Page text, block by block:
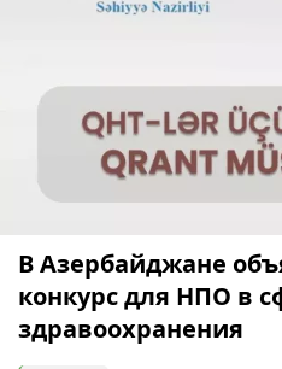
В Азербайджане
конкурс для НПО в
здравоохранения